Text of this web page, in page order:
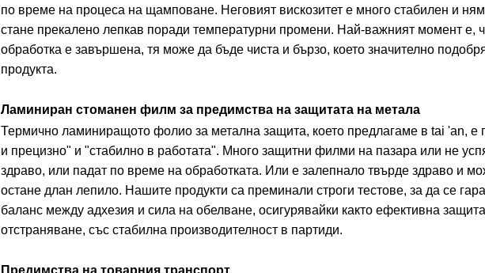
по време на процеса на щамповане. Неговият вискозитет е много стабилен и
стане прекалено лепкав поради температурни промени. Най-важният момент е,
обработка е завършена, тя може да бъде чиста и бързо, което значително
продукта.
Ламиниран стоманен филм за предимства на защитата на метала
Термично ламиниращото фолио за метална защита, което предлагаме в tai 'an, е
и прецизно" и "стабилно в работата". Много защитни филми на пазара или не
здраво, или падат по време на обработката. Или е залепнало твърде здраво и
остане длан лепило. Нашите продукти са преминали строги тестове, за да се
баланс между адхезия и сила на обелване, осигурявайки както ефективна
отстраняване, със стабилна производителност в партиди.
Предимства на товарния транспорт